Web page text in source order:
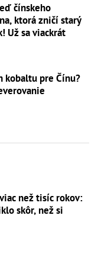
čínskeho
ktorá zničí starý
Už sa viackrát
kobaltu pre Čínu?
než tisíc rokov:
skôr, než si